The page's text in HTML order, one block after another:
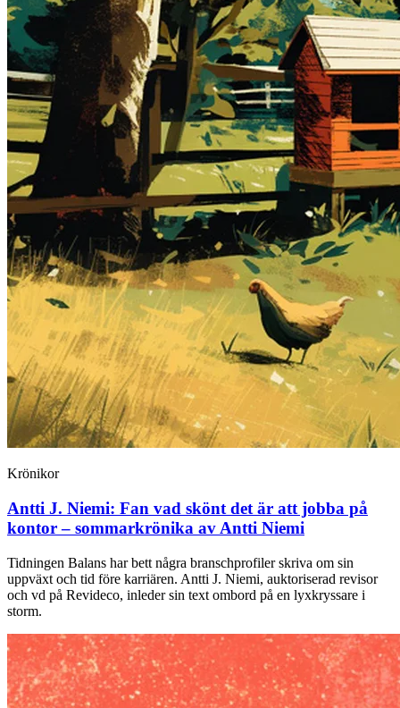
Krönikor
Antti J. Niemi: Fan vad skönt det är att jobba på
kontor – sommarkrönika av Antti Niemi
Tidningen Balans har bett några branschprofiler skriva om sin
uppväxt och tid före karriären. Antti J. Niemi, auktoriserad revisor
och vd på Revideco, inleder sin text ombord på en lyxkryssare i
storm.